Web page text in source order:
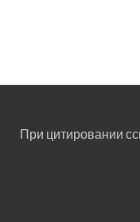
При цитировании